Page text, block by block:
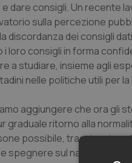
dare consigli. Un recente
sulla percezione
discordanza dei consigli
loro consigli in forma
a studiare, insieme agli
nelle politiche utili per la
aggiungere che ora gli
graduale ritorno alla
possibile, tracciare i
spegnere sul nascere